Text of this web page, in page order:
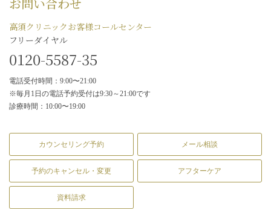
高須クリニックお客様コールセンター
フリーダイヤル
0120-5587-35
電話受付時間：9:00〜21:00
※毎月1日の電話予約受付は9:30～21:00です
診療時間：10:00〜19:00
カウンセリング予約 メール相談
予約のキャンセル・変更 アフターケア
資料請求